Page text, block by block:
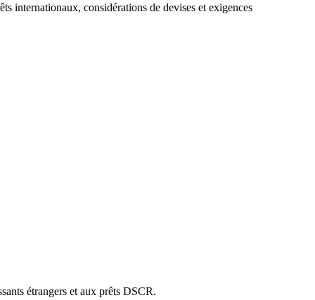
internationaux, considérations de devises et exigences
étrangers et aux prêts DSCR.